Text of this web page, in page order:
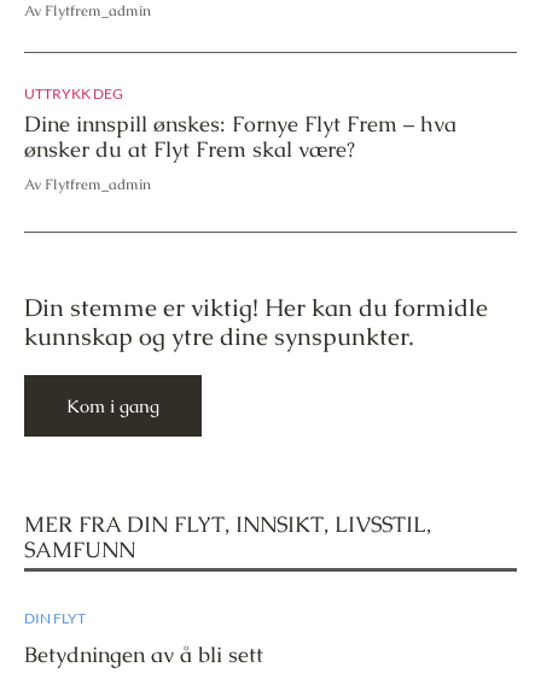
Av Flytfrem_admin
UTTRYKK DEG
Dine innspill ønskes: Fornye Flyt Frem – hva
ønsker du at Flyt Frem skal være?
Av Flytfrem_admin
Din stemme er viktig! Her kan du formidle
kunnskap og ytre dine synspunkter.
Kom i gang
MER FRA DIN FLYT, INNSIKT, LIVSSTIL,
SAMFUNN
DIN FLYT
Betydningen av å bli sett